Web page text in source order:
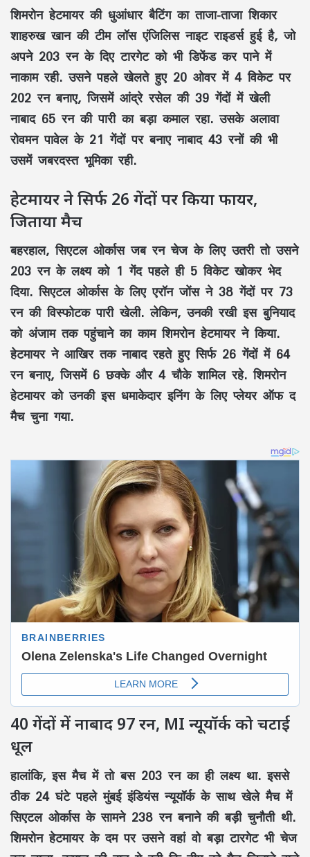
शिमरोन हेटमायर की धुआंधार बैटिंग का ताजा-ताजा शिकार
शाहरुख खान की टीम लॉस एंजिलिस नाइट राइडर्स हुई है, जो
अपने 203 रन के दिए टारगेट को भी डिफेंड कर पाने में
नाकाम रही. उसने पहले खेलते हुए 20 ओवर में 4 विकेट पर
202 रन बनाए, जिसमें आंद्रे रसेल की 39 गेंदों में खेली
नाबाद 65 रन की पारी का बड़ा कमाल रहा. उसके अलावा
रोवमन पावेल के 21 गेंदों पर बनाए नाबाद 43 रनों की भी
उसमें जबरदस्त भूमिका रही.
हेटमायर ने सिर्फ 26 गेंदों पर किया फायर,
जिताया मैच
बहरहाल, सिएटल ओर्कास जब रन चेज के लिए उतरी तो उसने
203 रन के लक्ष्य को 1 गेंद पहले ही 5 विकेट खोकर भेद
दिया. सिएटल ओर्कास के लिए एरॉन जोंस ने 38 गेंदों पर 73
रन की विस्फोटक पारी खेली. लेकिन, उनकी रखी इस बुनियाद
को अंजाम तक पहुंचाने का काम शिमरोन हेटमायर ने किया.
हेटमायर ने आखिर तक नाबाद रहते हुए सिर्फ 26 गेंदों में 64
रन बनाए, जिसमें 6 छक्के और 4 चौके शामिल रहे. शिमरोन
हेटमायर को उनकी इस धमाकेदार इनिंग के लिए प्लेयर ऑफ द
मैच चुना गया.
40 गेंदों में नाबाद 97 रन, MI न्यूयॉर्क को चटाई
धूल
हालांकि, इस मैच में तो बस 203 रन का ही लक्ष्य था. इससे
ठीक 24 घंटे पहले मुंबई इंडियंस न्यूयॉर्क के साथ खेले मैच में
सिएटल ओर्कास के सामने 238 रन बनाने की बड़ी चुनौती थी.
शिमरोन हेटमायर के दम पर उसने वहां वो बड़ा टारगेट भी चेज